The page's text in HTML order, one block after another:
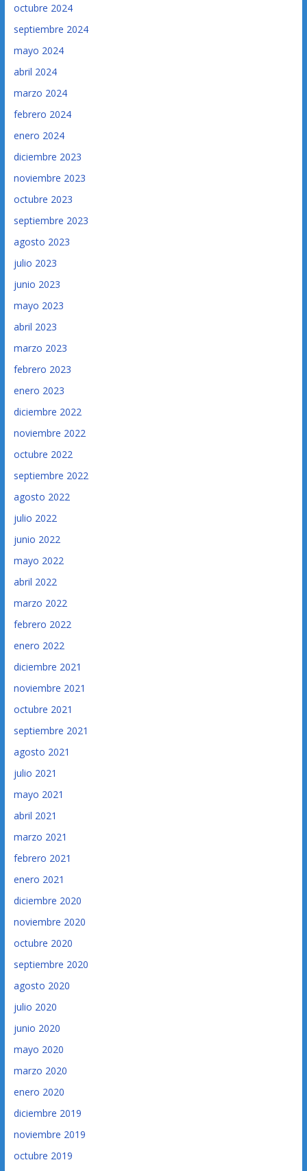
octubre 2024
septiembre 2024
mayo 2024
abril 2024
marzo 2024
febrero 2024
enero 2024
diciembre 2023
noviembre 2023
octubre 2023
septiembre 2023
agosto 2023
julio 2023
junio 2023
mayo 2023
abril 2023
marzo 2023
febrero 2023
enero 2023
diciembre 2022
noviembre 2022
octubre 2022
septiembre 2022
agosto 2022
julio 2022
junio 2022
mayo 2022
abril 2022
marzo 2022
febrero 2022
enero 2022
diciembre 2021
noviembre 2021
octubre 2021
septiembre 2021
agosto 2021
julio 2021
mayo 2021
abril 2021
marzo 2021
febrero 2021
enero 2021
diciembre 2020
noviembre 2020
octubre 2020
septiembre 2020
agosto 2020
julio 2020
junio 2020
mayo 2020
marzo 2020
enero 2020
diciembre 2019
noviembre 2019
octubre 2019